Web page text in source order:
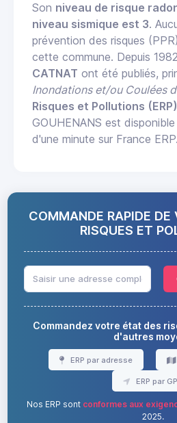
Son niveau de risque
niveau sismique est 3.
prévention des risques
cette commune. Depuis
CATNAT ont été publiés,
Inondations et/ou Coulées
Risques et Pollutions (ERP)
GOUHENANS est
d'une minute sur France ERP.
COMMANDE RAPIDE DE
RISQUES ET
Commandez votre état des
d'autres
ERP par adresse
ERP par
Nos ERP sont conformes aux
2025.